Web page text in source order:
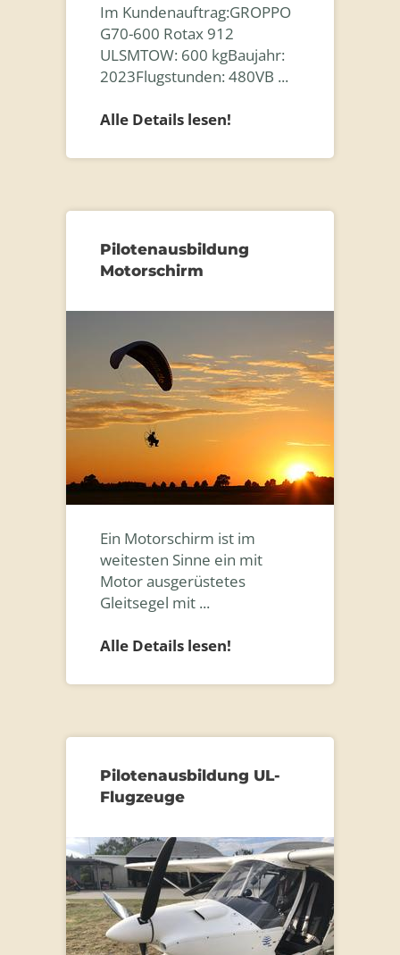
Im Kundenauftrag:GROPPO
G70-600 Rotax 912
ULSMTOW: 600 kgBaujahr:
2023Flugstunden: 480VB ...
Alle Details lesen!
Pilotenausbildung
Motorschirm
Ein Motorschirm ist im
weitesten Sinne ein mit
Motor ausgerüstetes
Gleitsegel mit ...
Alle Details lesen!
Pilotenausbildung UL-
Flugzeuge